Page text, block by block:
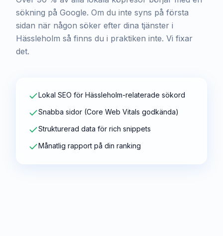
sökning på Google. Om du inte syns på första
sidan när någon söker efter dina tjänster i
Hässleholm så finns du i praktiken inte. Vi fixar
det.
Lokal SEO för Hässleholm-relaterade sökord
Snabba sidor (Core Web Vitals godkända)
Strukturerad data för rich snippets
Månatlig rapport på din ranking